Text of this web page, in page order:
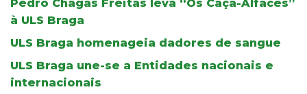
Pedro Chagas Freitas leva “Os Caça-Alfaces”
à ULS Braga
ULS Braga homenageia dadores de sangue
ULS Braga une-se a Entidades nacionais e
internacionais